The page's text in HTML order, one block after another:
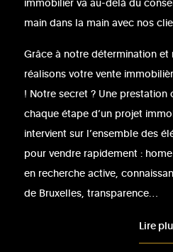
main dans la main avec nos
Grâce à notre détermination et
réalisons votre vente
! Notre secret ? Une
chaque étape d’un projet
intervient sur l’ensemble des
pour vendre rapidement :
en recherche active,
de Bruxelles, transparence…
Lire